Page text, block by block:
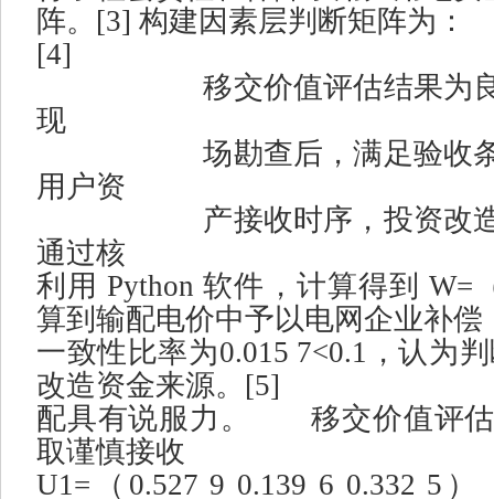
阵。 [3]构建因素层判断矩阵为：
[4]
移交价值评估结果为
现
场勘查后，满足验收
用户资
产接收时序，投资改
通过核
利用 Python软件，计算得到 W=
算到输配电价中予以电网企业补
一致性比率为0.015 7<0.1 ，认为
改造资金来源。 [5]
配具有说服力。
移交价值评
取谨慎接收
U1= （ 0.527 9 0.139 6 0.332 5 ）